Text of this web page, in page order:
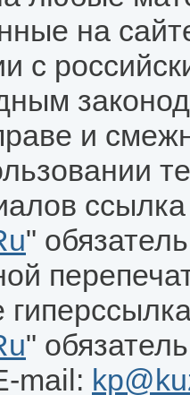
на
с
и
"
"
mail: